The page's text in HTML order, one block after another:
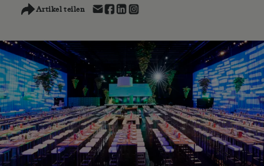
Artikel teilen